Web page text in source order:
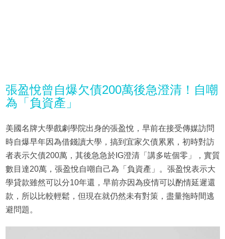
張盈悅曾自爆欠債200萬後急澄清！自嘲
為「負資產」
美國名牌大學戲劇學院出身的張盈悅，早前在接受傳媒訪問
時自爆早年因為借錢讀大學，搞到宜家欠債累累，初時對訪
者表示欠債200萬，其後急急於IG澄清「講多咗個零」，實質
數目達20萬，張盈悅自嘲自己為「負資產」。張盈悅表示大
學貸款雖然可以分10年還，早前亦因為疫情可以酌情延遲還
款，所以比較輕鬆，但現在就仍然未有對策，盡量拖時間逃
避問題。